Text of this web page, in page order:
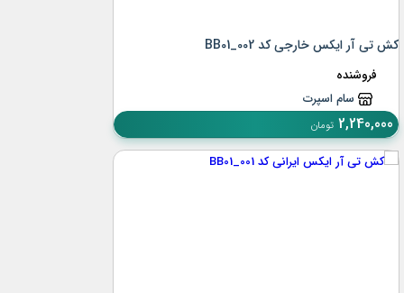
کش تی آر ایکس خارجی کد BB01_002
فروشنده
سام اسپرت
2,240,000 تومان